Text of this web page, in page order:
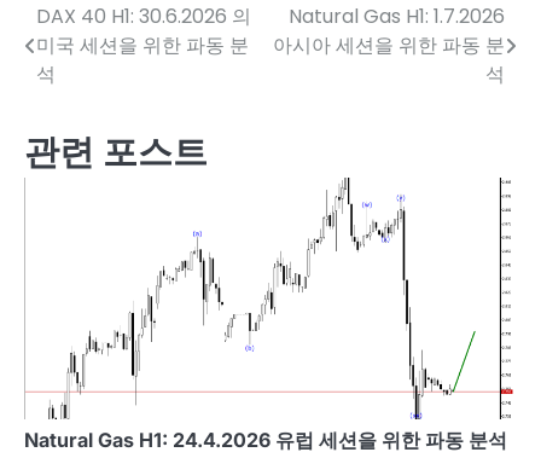
글
탐
DAX 40 H1: 30.6.2026 의
미국 세션을 위한 파동 분
석
Natural Gas H1: 1.7.2026
아시아 세션을 위한 파동 분
석
관련 포스트
Natural Gas H1: 24.4.2026 유럽 세션을 위한 파동 분석